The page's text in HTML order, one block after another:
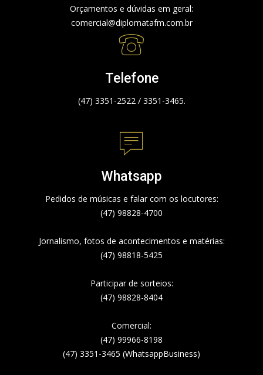
Orçamentos e dúvidas em geral:
comercial@diplomatafm.com.br
Telefone
(47) 3351-2522 / 3351-3465.
Whatsapp
Pedidos de músicas e falar com os locutores:
(47) 98828-4700
Jornalismo, fotos de acontecimentos e matérias:
(47) 98818-5425
Participar de sorteios:
(47) 98828-8404
Comercial:
(47) 99966-8198
(47) 3351-3465 (WhatsappBusiness)